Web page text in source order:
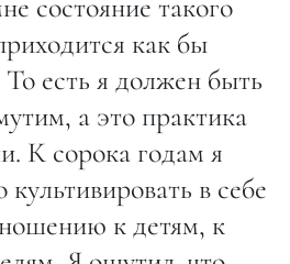
как бы
есть я должен быть
а это практика
К сорока годам я
в себе
к детям, к